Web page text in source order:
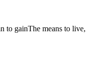
to gainThe means to live,